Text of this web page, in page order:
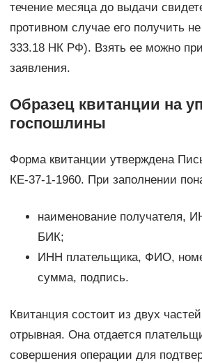
течение месяца до выдачи
противном случае его получить
333.18 НК РФ). Взять ее можно
заявления.
Образец квитанции на
госпошлины
Форма квитанции утверждена
КЕ-37-1-1960. При заполнении
наименование получателя,
БИК;
ИНН плательщика, ФИО,
сумма, подпись.
Квитанция состоит из двух
отрывная. Она отдается
совершения операции для